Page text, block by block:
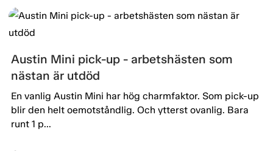
Austin Mini pick-up - arbetshästen som
nästan är utdöd
En vanlig Austin Mini har hög charmfaktor. Som pick-up
blir den helt oemotståndlig. Och ytterst ovanlig. Bara
runt 1 p...